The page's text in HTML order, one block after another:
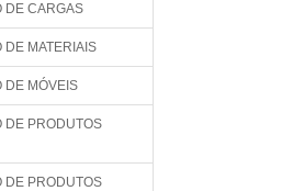
DE CARGAS
DE MATERIAIS
DE MÓVEIS
DE PRODUTOS
DE PRODUTOS